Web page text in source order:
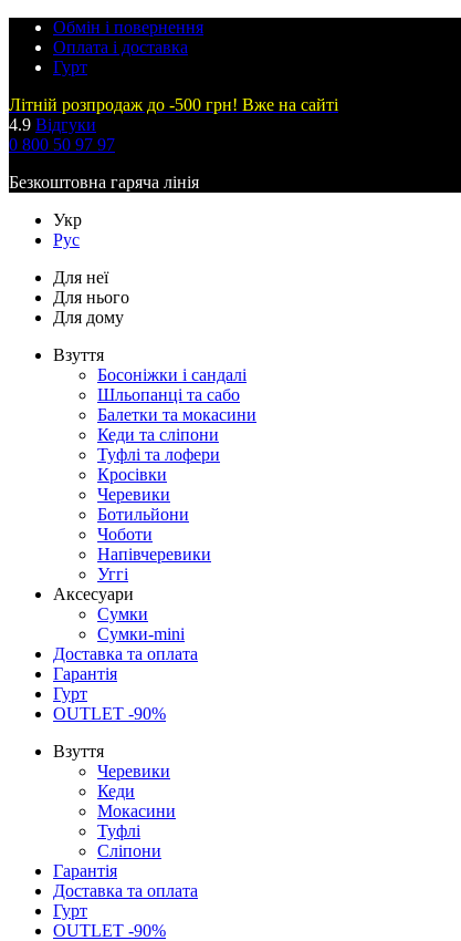
Обмін і повернення
Оплата і доставка
Гурт
Літній розпродаж до -500 грн! Вже на сайті
4.9 Відгуки
0 800 50 97 97
Безкоштовна гаряча лінія
Укр
Рус
Для неї
Для нього
Для дому
Взуття
Босоніжки і сандалі
Шльопанці та сабо
Балетки та мокасини
Кеди та сліпони
Туфлі та лофери
Кросівки
Черевики
Ботильйони
Чоботи
Напівчеревики
Уггі
Аксесуари
Сумки
Сумки-mini
Доставка та оплата
Гарантія
Гурт
OUTLET -90%
Взуття
Черевики
Кеди
Мокасини
Туфлі
Сліпони
Гарантія
Доставка та оплата
Гурт
OUTLET -90%